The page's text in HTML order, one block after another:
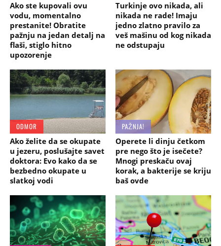
Ako ste kupovali ovu
vodu, momentalno
prestanite! Obratite
pažnju na jedan detalj na
flaši, stiglo hitno
upozorenje
Turkinje ovo nikada, ali
nikada ne rade! Imaju
jedno zlatno pravilo za
veš mašinu od kog nikada
ne odstupaju
ODMOR
Ako želite da se okupate
u jezeru, poslušajte savet
doktora: Evo kako da se
bezbedno okupate u
slatkoj vodi
PAŽNJA!
Operete li dinju četkom
pre nego što je isečete?
Mnogi preskaču ovaj
korak, a bakterije se kriju
baš ovde